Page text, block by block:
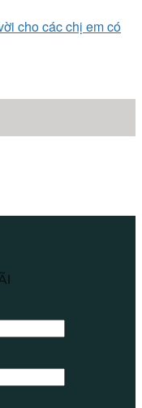
cho các chị em có